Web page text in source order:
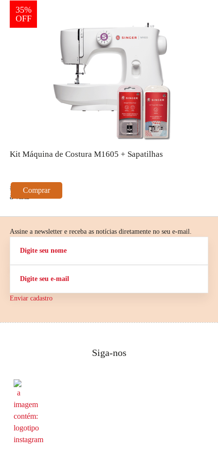
35%
OFF
Kit Máquina de Costura M1605 + Sapatilhas
R$ 1.177,00
à vista
Comprar
Assine a newsletter e receba as notícias diretamente no seu e-mail.
Enviar cadastro
Siga-nos